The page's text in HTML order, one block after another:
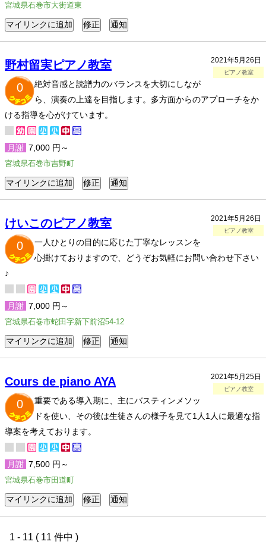
宮城県石巻市大街道東
2021年5月26日
ピアノ教室
野村留実ピアノ教室
0
絶対音感と読譜力のバランスを大切にしなが
ら、演奏の上達を目指します。多方面からのアプローチをか
ける指導を心がけています。
月謝 7,000 円～
宮城県石巻市吉野町
2021年5月26日
ピアノ教室
けいこのピアノ教室
0
一人ひとりの目的に応じた丁寧なレッスンを
心掛けておりますので、どうぞお気軽にお問い合わせ下さい
♪
月謝 7,000 円～
宮城県石巻市蛇田字新下前沼54-12
2021年5月25日
ピアノ教室
Cours de piano AYA
0
重要である導入期に、主にバスティンメソッ
ドを使い、その後は生徒さんの様子を見て1人1人に最適な指
導案を考えております。
月謝 7,500 円～
宮城県石巻市田道町
1 - 11 ( 11 件中 )